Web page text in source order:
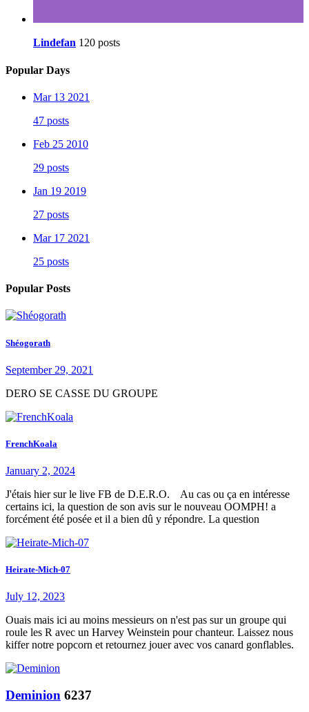
Lindefan 120 posts
Popular Days
Mar 13 2021
47 posts
Feb 25 2010
29 posts
Jan 19 2019
27 posts
Mar 17 2021
25 posts
Popular Posts
Shéogorath
September 29, 2021
DERO SE CASSE DU GROUPE
FrenchKoala
January 2, 2024
J'étais hier sur le live FB de D.E.R.O. Au cas ou ça en intéresse
certains ici, la question de son avis sur le nouveau OOMPH! a
forcément été posée et il a bien dû y répondre. La question
Heirate-Mich-07
July 12, 2023
Ouais mais ici au moins messieurs on n'est pas sur un groupe qui
roule les R avec un Harvey Weinstein pour chanteur. Laissez nous
kiffer notre popcorn et retournez jouer avec vos canard gonflables.
Deminion 6237